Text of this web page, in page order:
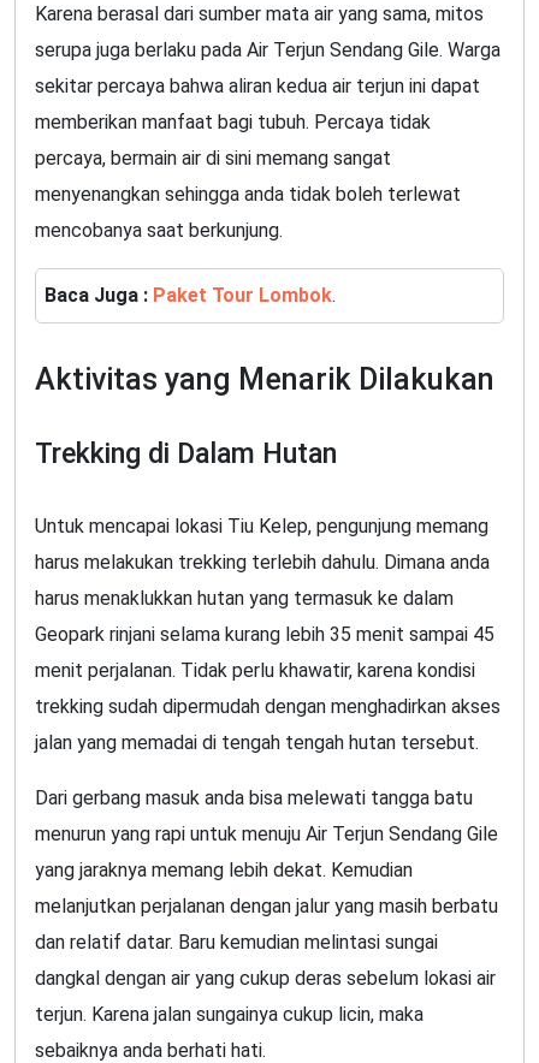
Karena berasal dari sumber mata air yang sama, mitos
serupa juga berlaku pada Air Terjun Sendang Gile. Warga
sekitar percaya bahwa aliran kedua air terjun ini dapat
memberikan manfaat bagi tubuh. Percaya tidak
percaya, bermain air di sini memang sangat
menyenangkan sehingga anda tidak boleh terlewat
mencobanya saat berkunjung.
Baca Juga : Paket Tour Lombok.
Aktivitas yang Menarik Dilakukan
Trekking di Dalam Hutan
Untuk mencapai lokasi Tiu Kelep, pengunjung memang
harus melakukan trekking terlebih dahulu. Dimana anda
harus menaklukkan hutan yang termasuk ke dalam
Geopark rinjani selama kurang lebih 35 menit sampai 45
menit perjalanan. Tidak perlu khawatir, karena kondisi
trekking sudah dipermudah dengan menghadirkan akses
jalan yang memadai di tengah tengah hutan tersebut.
Dari gerbang masuk anda bisa melewati tangga batu
menurun yang rapi untuk menuju Air Terjun Sendang Gile
yang jaraknya memang lebih dekat. Kemudian
melanjutkan perjalanan dengan jalur yang masih berbatu
dan relatif datar. Baru kemudian melintasi sungai
dangkal dengan air yang cukup deras sebelum lokasi air
terjun. Karena jalan sungainya cukup licin, maka
sebaiknya anda berhati hati.